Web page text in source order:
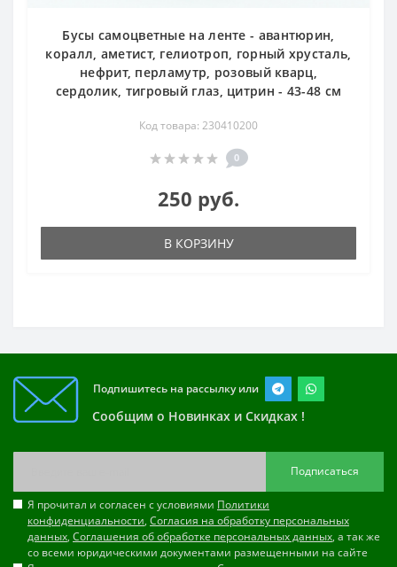
Бусы самоцветные на ленте - авантюрин,
коралл, аметист, гелиотроп, горный хрусталь,
нефрит, перламутр, розовый кварц,
сердолик, тигровый глаз, цитрин - 43-48 см
Код товара: 230410200
0
250 руб.
В КОРЗИНУ
Подпишитесь на рассылку или
Сообщим о Новинках и Скидках !
Подписаться
Я прочитал и согласен с условиями Политики
конфиденциальности, Согласия на обработку персональных
данных, Соглашения об обработке персональных данных, а так же
со всеми юридическими документами размещенными на сайте